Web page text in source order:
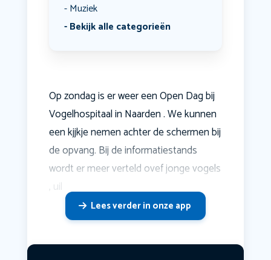
Muziek
Bekijk alle categorieën
Op zondag is er weer een Open Dag bij
Vogelhospitaal in Naarden . We kunnen
een kjjkje nemen achter de schermen bij
de opvang. Bij de informatiestands
wordt er meer verteld ovef jonge vogels
, uil
Lees verder in onze app